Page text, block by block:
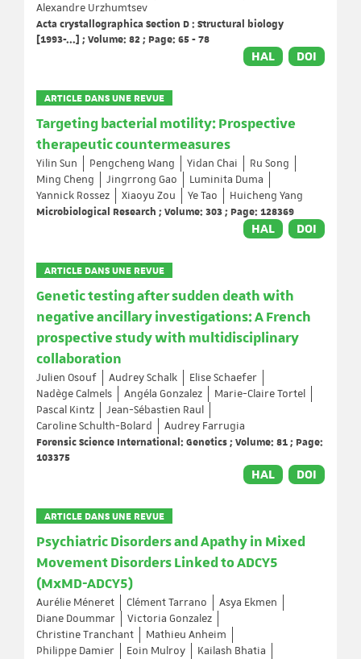
Alexandre Urzhumtsev
Acta crystallographica Section D : Structural biology
[1993-...] ; Volume: 82 ; Page: 65 - 78
HAL DOI
ARTICLE DANS UNE REVUE
Targeting bacterial motility: Prospective
therapeutic countermeasures
Yilin Sun Pengcheng Wang Yidan Chai
Ru Song
Ming Cheng
Jingrrong Gao
Luminita Duma
Yannick Rossez
Xiaoyu Zou Ye Tao
Huicheng Yang
Microbiological Research ; Volume: 303 ; Page: 128369
HAL DOI
ARTICLE DANS UNE REVUE
Genetic testing after sudden death with
negative ancillary investigations: A French
prospective study with multidisciplinary
collaboration
Julien Osouf Audrey Schalk
Elise Schaefer
Nadège Calmels
Angéla Gonzalez
Marie-Claire Tortel
Pascal Kintz
Jean-Sébastien Raul
Caroline Schulth-Bolard
Audrey Farrugia
Forensic Science International: Genetics ; Volume: 81 ; Page:
103375
HAL DOI
ARTICLE DANS UNE REVUE
Psychiatric Disorders and Apathy in Mixed
Movement Disorders Linked to ADCY5
(MxMD-ADCY5)
Aurélie Méneret Clément Tarrano
Asya Ekmen
Diane Doummar
Victoria Gonzalez
Christine Tranchant
Mathieu Anheim
Philippe Damier
Eoin Mulroy
Kailash Bhatia